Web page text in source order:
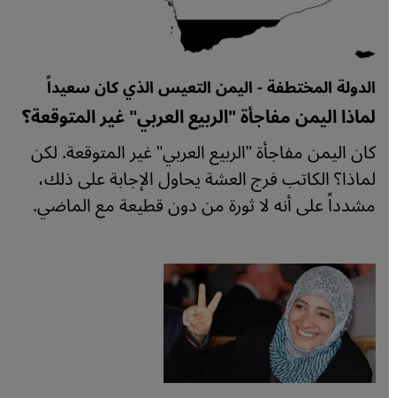
الدولة المختطفة - اليمن التعيس الذي كان سعيداً
لماذا اليمن مفاجأة "الربيع العربي" غير المتوقعة؟
كان اليمن مفاجأة "الربيع العربي" غير المتوقعة. لكن
لماذا؟ الكاتب فرج العشة يحاول الإجابة على ذلك،
مشدداً على أنه لا ثورة من دون قطيعة مع الماضي.